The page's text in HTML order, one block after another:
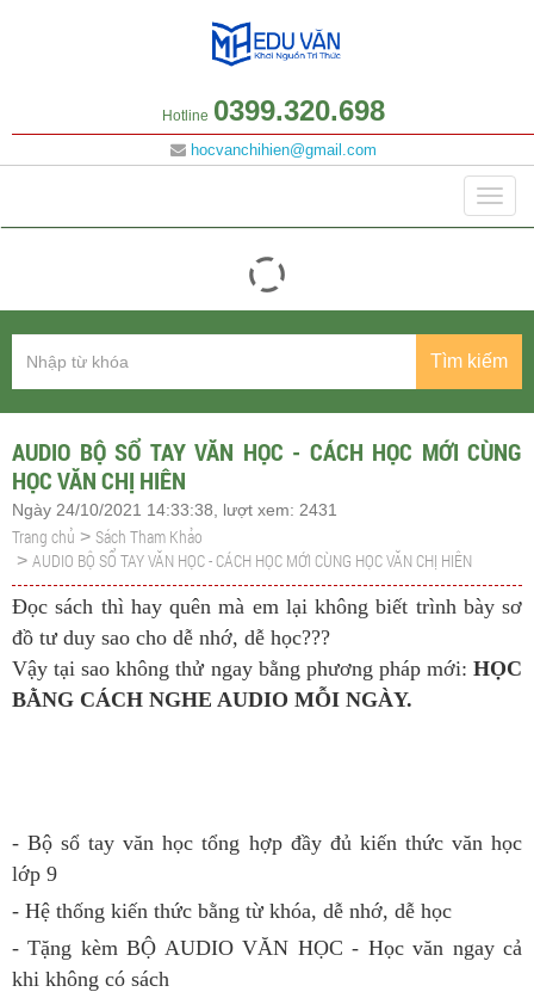
Hotline 0399.320.698
hocvanchihien@gmail.com
Tìm kiếm
AUDIO BỘ SỔ TAY VĂN HỌC - CÁCH HỌC MỚI CÙNG
HỌC VĂN CHỊ HIÊN
Ngày 24/10/2021 14:33:38, lượt xem: 2431
Trang chủ > Sách Tham Khảo
> AUDIO BỘ SỔ TAY VĂN HỌC - CÁCH HỌC MỚI CÙNG HỌC VĂN CHỊ HIÊN
Đọc sách thì hay quên mà em lại không biết trình bày sơ
đồ tư duy sao cho dễ nhớ, dễ học???
Vậy tại sao không thử ngay bằng phương pháp mới: HỌC
BẰNG CÁCH NGHE AUDIO MỖI NGÀY.
- Bộ sổ tay văn học tổng hợp đầy đủ kiến thức văn học
lớp 9
- Hệ thống kiến thức bằng từ khóa, dễ nhớ, dễ học
- Tặng kèm BỘ AUDIO VĂN HỌC - Học văn ngay cả
khi không có sách